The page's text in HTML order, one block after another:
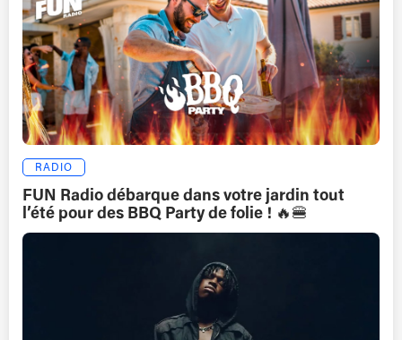
RADIO
FUN Radio débarque dans votre jardin tout
l’été pour des BBQ Party de folie ! 🔥🍔